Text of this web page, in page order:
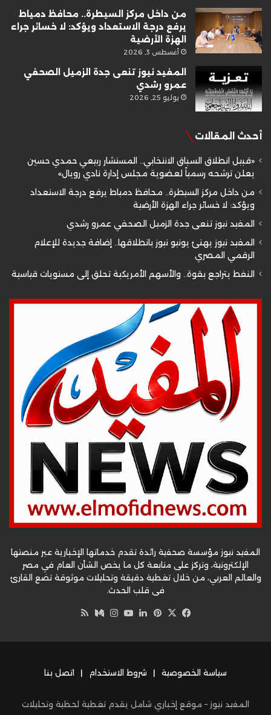
من داخل مركز السيطرة.. محافظ دمياط
يرفع درجة الاستعداد ويؤكد: لا خسائر جراء
الهزة الأرضية
أغسطس 3, 2026
المفيد نيوز تنعى جدة الزميل الصحفي
عمرو رشدي
يوليو 25, 2026
أحدث المقالات
«قبيل انطلاق السباق الانتخابي.. المستشار ربيعي حمدي حسين
يعلن ترشحه رسمياً لعضوية مجلس إدارة نادي رويال»
من داخل مركز السيطرة.. محافظ دمياط يرفع درجة الاستعداد
ويؤكد: لا خسائر جراء الهزة الأرضية
المفيد نيوز تنعى جدة الزميل الصحفي عمرو رشدي
المفيد نيوز يهنئ يونيو نيوز بانطلاقها.. إضافة جديدة للإعلام
الرقمي المصري
النفط يتراجع بقوة.. والأسهم الأمريكية تحلق إلى مستويات قياسية
المفيد نيوز مؤسسة صحفية رائدة تقدم خدماتها الإخبارية عبر منصتها
الإلكترونية، وتركز على متابعة كل ما يخص الشأن العام في مصر
والعالم العربي، من خلال تغطية دقيقة وتحليلات موثوقة تضع القارئ
في قلب الحدث.
فيسبوك
‫X بينتيريست
لينكدإن‫YouTube
انستقرام
وسط
سياسة الخصوصية | شروط الاستخدام | اتصل بنا
المفيد نيوز – موقع إخباري شامل يقدم تغطية لحظية وتحليلات